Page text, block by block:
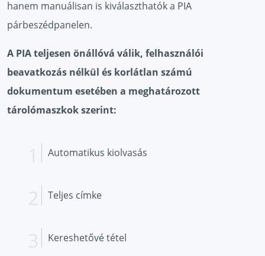
hanem manuálisan is kiválaszthatók a PIA
párbeszédpanelen.
A PIA teljesen önállóvá válik, felhasználói
beavatkozás nélkül és korlátlan számú
dokumentum esetében a meghatározott
tárolómaszkok szerint:
Automatikus kiolvasás
Teljes címke
Kereshetővé tétel